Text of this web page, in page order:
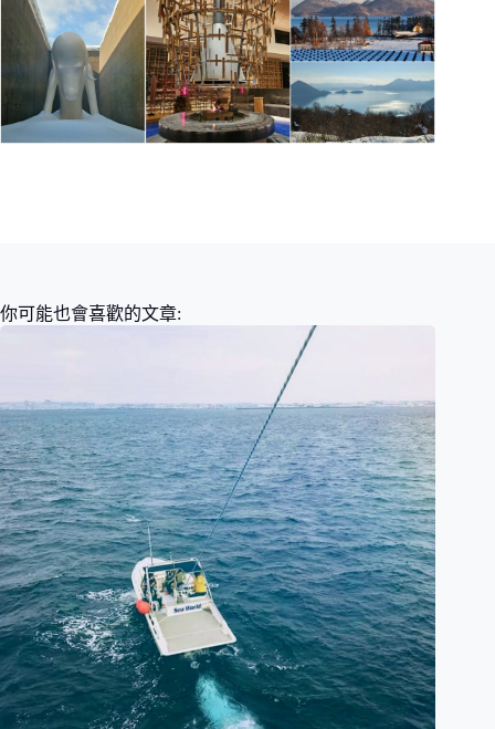
你可能也會喜歡的文章: